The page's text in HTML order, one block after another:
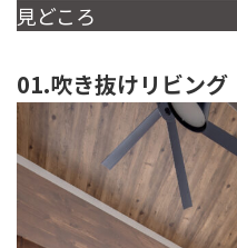
見どころ
01.吹き抜けリビング